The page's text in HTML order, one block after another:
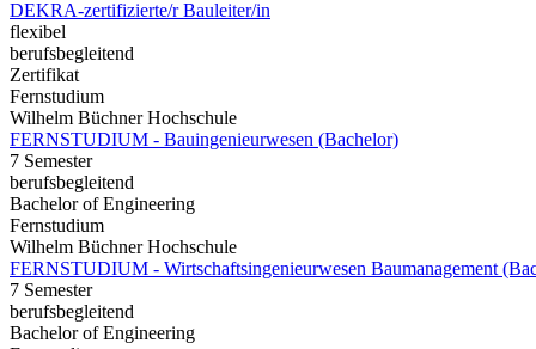
DEKRA-zertifizierte/r Bauleiter/in
flexibel
berufsbegleitend
Zertifikat
Fernstudium
Wilhelm Büchner Hochschule
FERNSTUDIUM - Bauingenieurwesen (Bachelor)
7 Semester
berufsbegleitend
Bachelor of Engineering
Fernstudium
Wilhelm Büchner Hochschule
FERNSTUDIUM - Wirtschaftsingenieurwesen Baumanagement
7 Semester
berufsbegleitend
Bachelor of Engineering